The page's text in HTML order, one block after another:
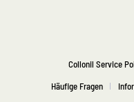
Collonil Service
Häufige Fragen